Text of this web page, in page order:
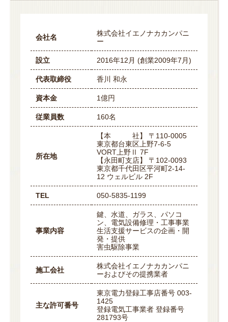
会社名
株式会社イエノナカカンパニ
ー
設立 2016年12月 (創業2009年7月)
代表取締役 香川 和永
資本金 1億円
従業員数 160名
所在地
【本 社】 〒110-0005
東京都台東区上野7-6-5
VORT上野Ⅱ 7F
【永田町支店】 〒102-0093
東京都千代田区平河町2-14-
12 ウェルビル 2F
TEL 050-5835-1199
事業内容
鍵、水道、ガラス、パソコ
ン、電気設備修理・工事事業
生活支援サービスの企画・開
発・提供
害虫駆除事業
施工会社
株式会社イエノナカカンパニ
ーおよびその提携業者
主な許可番号
東京電力登録工事店番号 003-
1425
登録電気工事業者 登録番号
281793号